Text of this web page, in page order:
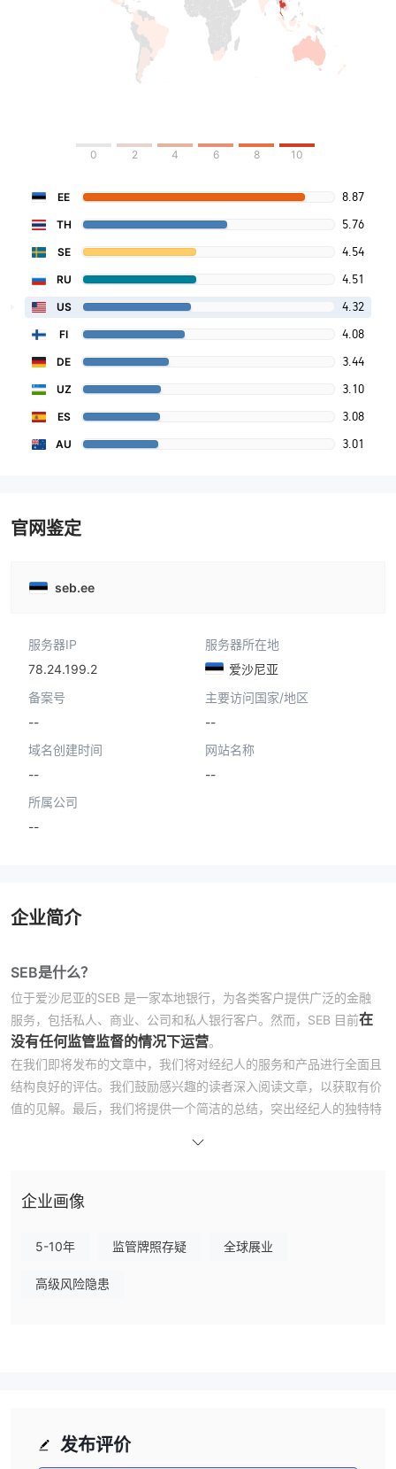
0 2 4 6 8 10
EE 8.87
TH 5.76
SE 4.54
RU 4.51
US 4.32
FI 4.08
DE 3.44
UZ 3.10
ES 3.08
AU 3.01
官网鉴定
seb.ee
服务器IP
78.24.199.2
服务器所在地
爱沙尼亚
备案号
--
主要访问国家/地区
--
域名创建时间
--
网站名称
--
所属公司
--
企业简介
SEB是什么？
位于爱沙尼亚的SEB 是一家本地银行，为各类客户提供广泛的金融
服务，包括私人、商业、公司和私人银行客户。然而，SEB 目前在
没有任何监管监督的情况下运营。
在我们即将发布的文章中，我们将对经纪人的服务和产品进行全面且
结构良好的评估。我们鼓励感兴趣的读者深入阅读文章，以获取有价
值的见解。最后，我们将提供一个简洁的总结，突出经纪人的独特特
SEB 的一个重要优势是其
另一个积极的方面是SEB的 全面的工具和服务范围
种贷款、储蓄、投资选择以及不同类型的保险的广泛选择。
在考虑像SEB 这样的经纪公司或其他平台的安全性时，进行彻底的
研究并考虑各种因素非常重要。以下是您可以采取的一些步骤来评估
企业画像
5-10年 监管牌照存疑 全球展业
高级风险隐患
发布评价